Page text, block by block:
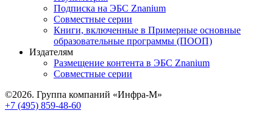
Подписка на ЭБС Znanium
Совместные серии
Книги, включенные в Примерные основные
образовательные программы (ПООП)
Издателям
Размещение контента в ЭБС Znanium
Совместные серии
©2026. Группа компаний «Инфра-М»
+7 (495) 859-48-60